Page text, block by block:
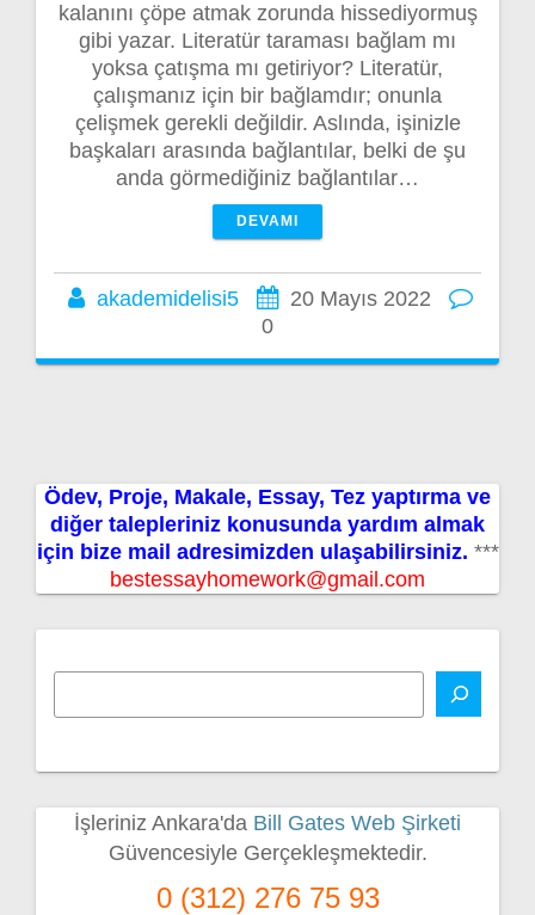
kalanını çöpe atmak zorunda hissediyormuş
gibi yazar. Literatür taraması bağlam mı
yoksa çatışma mı getiriyor? Literatür,
çalışmanız için bir bağlamdır; onunla
çelişmek gerekli değildir. Aslında, işinizle
başkaları arasında bağlantılar, belki de şu
anda görmediğiniz bağlantılar…
DEVAMI
akademidelisi5
20 Mayıs 2022
0
Ödev, Proje, Makale, Essay, Tez yaptırma ve
diğer talepleriniz konusunda yardım almak
için bize mail adresimizden ulaşabilirsiniz. ***
bestessayhomework@gmail.com
İşleriniz Ankara'da Bill Gates Web Şirketi
Güvencesiyle Gerçekleşmektedir.
0 (312) 276 75 93